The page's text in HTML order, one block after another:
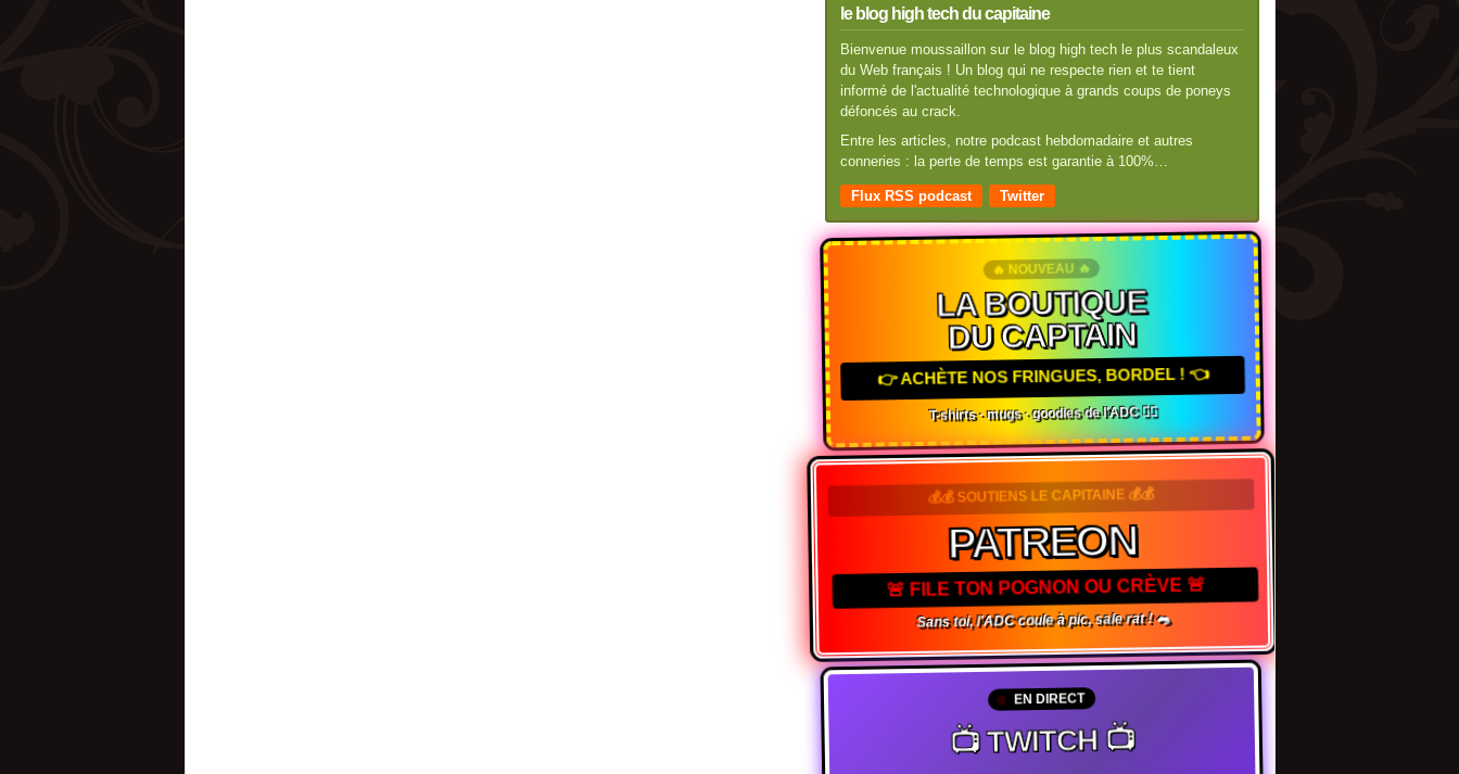
le blog high tech du capitaine
Bienvenue moussaillon sur le blog high tech le plus scandaleux
du Web français ! Un blog qui ne respecte rien et te tient
informé de l'actualité technologique à grands coups de poneys
défoncés au crack.
Entre les articles, notre podcast hebdomadaire et autres
conneries : la perte de temps est garantie à 100%…
Flux RSS podcast Twitter
🔥 NOUVEAU 🔥
LA BOUTIQUE
DU CAPTAIN
👉 ACHÈTE NOS FRINGUES, BORDEL ! 👈
T-shirts · mugs · goodies de l'ADC 🏴‍☠️
💰💰 SOUTIENS LE CAPITAINE 💰💰
PATREON
🚨 FILE TON POGNON OU CRÈVE 🚨
Sans toi, l'ADC coule à pic, sale rat ! 🐀
EN DIRECT
📺 TWITCH 📺